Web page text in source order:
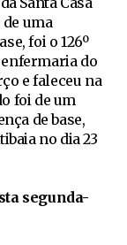
uma
foi o 126º
do
e faleceu na
foi de um
de base,
no dia 23
segunda-